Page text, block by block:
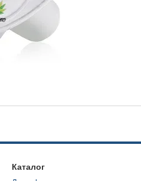
Каталог